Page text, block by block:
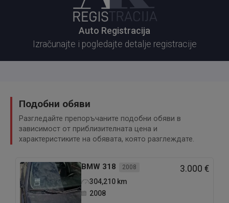
Oprema:
Klima (ispravna)
Auto Registracija
Izračunajte i pogledajte detalje registracije
Подобни обяви
Разгледайте препоръчаните подобни обяви в
зависимост от приблизителната цена и
характеристиките на обявата, която разглеждате.
BMW 318 2008 3.000 €
304,210 km
2008